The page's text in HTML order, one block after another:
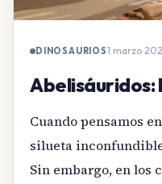
DINOSAURIOS1 marzo
Abelisáuridos:
Cuando pensamos
silueta
Sin embargo, en los